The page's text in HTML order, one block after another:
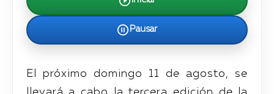
Pausar
El próximo domingo 11 de agosto, se